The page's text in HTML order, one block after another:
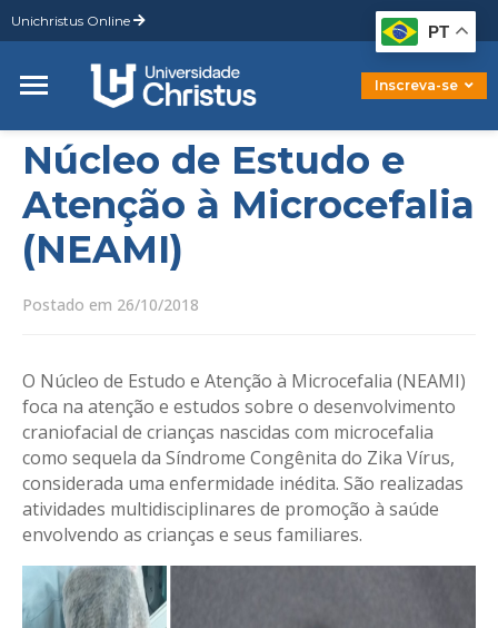
Unichristus Online
Inscreva-se
Graduação
Pós-Graduação
Mestrado
Doutorado
Núcleo de Estudo e
Atenção à Microcefalia
(NEAMI)
Postado em 26/10/2018
O Núcleo de Estudo e Atenção à Microcefalia (NEAMI)
foca na atenção e estudos sobre o desenvolvimento
craniofacial de crianças nascidas com microcefalia
como sequela da Síndrome Congênita do Zika Vírus,
considerada uma enfermidade inédita. São realizadas
atividades multidisciplinares de promoção à saúde
envolvendo as crianças e seus familiares.
PT